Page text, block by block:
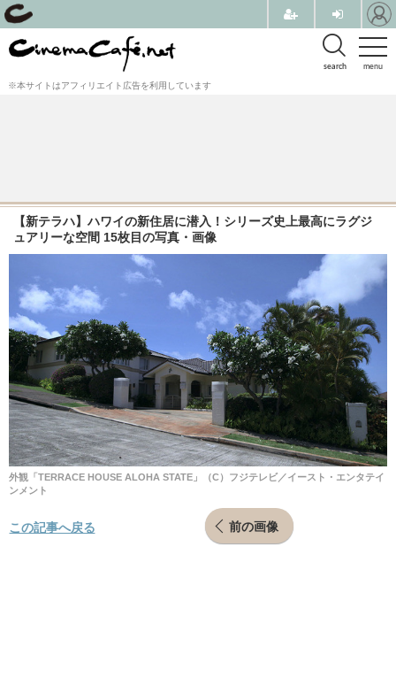
menu
search
※本サイトはアフィリエイト広告を利用しています
【新テラハ】ハワイの新住居に潜入！シリーズ史上最高にラグジ
ュアリーな空間 15枚目の写真・画像
外観「TERRACE HOUSE ALOHA STATE」（C）フジテレビ／イースト・エンタテイ
ンメント
前の画像
この記事へ戻る